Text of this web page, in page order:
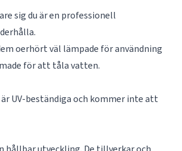
sig du är en professionell
oerhört väl lämpade för användning
för att tåla vatten.
UV-beständiga och kommer inte att